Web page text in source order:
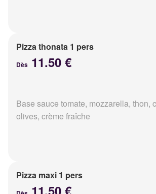
Pizza thonata 1 pers
Dès 11.50 €
Base sauce tomate, mozzarella, thon,
olives, crème fraîche
Pizza maxi 1 pers
11.50 €